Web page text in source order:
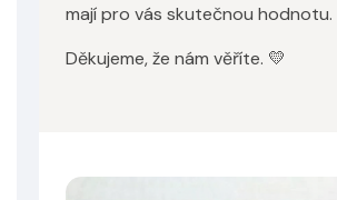
mají pro vás skutečnou hodnotu.
Děkujeme, že nám věříte. 💛